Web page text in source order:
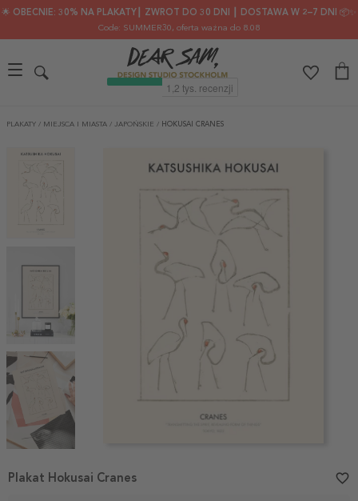
🌟 OBECNIE: 30% NA PLAKATY┃ ZWROT DO 30 DNI ┃ DOSTAWA W 2–7 DNI 📦✨
Code: SUMMER30, oferta ważna do 8.08
PLAKATY / MIEJSCA I MIASTA / JAPOŃSKIE / HOKUSAI CRANES
1
Plakat Hokusai Cranes favorite_border